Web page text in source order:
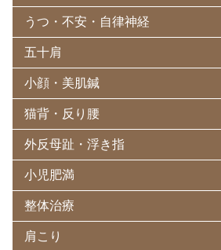
うつ・不安・自律神経
五十肩
小顔・美肌鍼
猫背・反り腰
外反母趾・浮き指
小児肥満
整体治療
肩こり